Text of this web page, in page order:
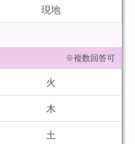
現地
※複数回答可
火
木
土